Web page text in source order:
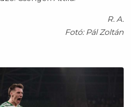
R. A.
Fotó: Pál Zoltán